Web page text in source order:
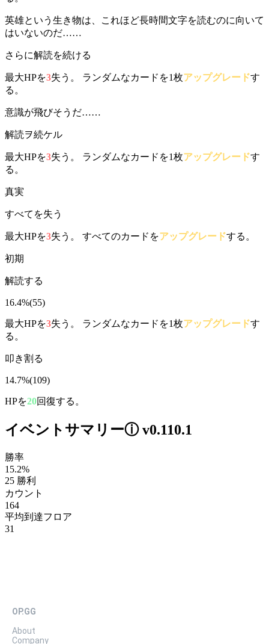
英雄という生き物は、これほど長時間文字を読むのに向いて
はいないのだ……
さらに解読を続ける
最大HPを3失う。 ランダムなカードを1枚アップグレードす
る。
意識が飛びそうだ……
解読ヲ続ケル
最大HPを3失う。 ランダムなカードを1枚アップグレードす
る。
真実
すべてを失う
最大HPを3失う。 すべてのカードをアップグレードする。
初期
解読する
16.4%(55)
最大HPを3失う。 ランダムなカードを1枚アップグレードす
る。
叩き割る
14.7%(109)
HPを20回復する。
イベントサマリーⓘv0.110.1
勝率
15.2%
25 勝利
カウント
164
平均到達フロア
31
OP.GG
About
Company